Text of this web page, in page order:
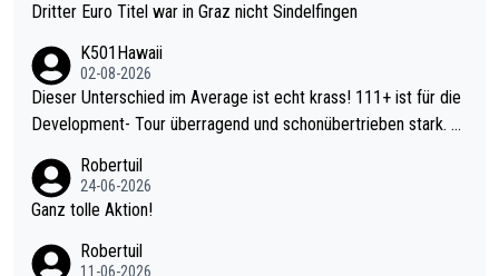
Dritter Euro Titel war in Graz nicht Sindelfingen
K501Hawaii
02-08-2026
Dieser Unterschied im Average ist echt krass! 111+ ist für die
Development- Tour überragend und schonübertrieben stark. U
mal 40+ erst recht. Da gewinnst keinen Blumentopf - ist ja noc
h krasser wie ein Pokalspiel eines Kreisligisten vs einem Bund
Robertuil
24-06-2026
Ganz tolle Aktion!
Robertuil
11-06-2026